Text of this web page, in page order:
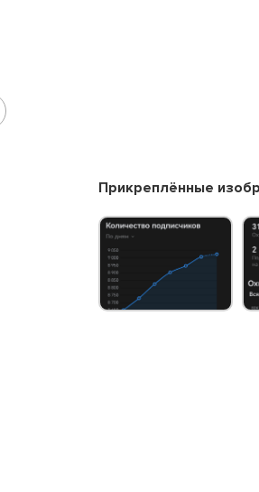
Прикреплённые